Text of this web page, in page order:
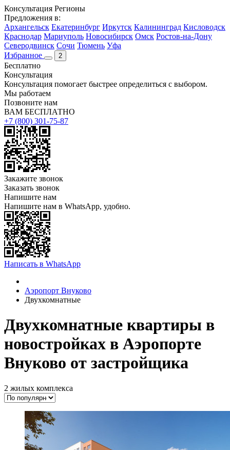
Консультация Регионы
Предложения в:
Архангельск Екатеринбург Иркутск Калининград Кисловодск
Краснодар Мариуполь Новосибирск Омск Ростов-на-Дону
Северодвинск Сочи Тюмень Уфа
Избранное
2
Бесплатно
Консультация
Консультация помогает быстрее определиться с выбором.
Мы работаем
Позвоните нам
ВАМ БЕСПЛАТНО
+7 (800) 301-75-87
Закажите звонок
Заказать звонок
Напишите нам
Напишите нам в WhatsApp, удобно.
Написать в WhatsApp
Аэропорт Внуково
Двухкомнатные
Двухкомнатные квартиры в
новостройках в Аэропорте
Внуково от застройщика
2 жилых комплекса